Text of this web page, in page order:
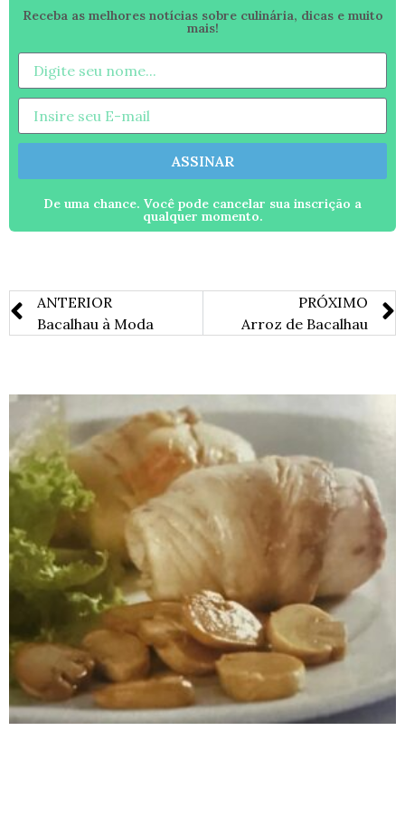
Receba as melhores notícias sobre culinária, dicas e muito
mais!
ASSINAR
De uma chance. Você pode cancelar sua inscrição a
qualquer momento.
ANTERIOR
Bacalhau à Moda
PRÓXIMO
Arroz de Bacalhau